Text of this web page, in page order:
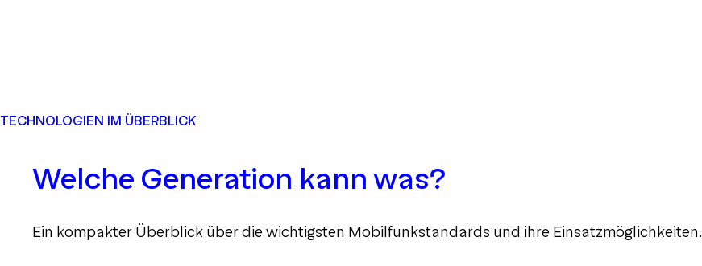
TECHNOLOGIEN IM ÜBERBLICK
Welche Generation kann was?
Ein kompakter Überblick über die wichtigsten Mobilfunkstandards und ihre Einsatzmöglichkeiten.